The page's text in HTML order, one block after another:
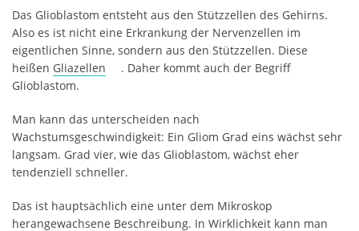
Das Glioblastom entsteht aus den Stützzellen des Gehirns.
Also es ist nicht eine Erkrankung der Nervenzellen im
eigentlichen Sinne, sondern aus den Stützzellen. Diese
heißen Gliazellen
. Daher kommt auch der Begriff
Glioblastom.
Man kann das unterscheiden nach
Wachstumsgeschwindigkeit: Ein Gliom Grad eins wächst sehr
langsam. Grad vier, wie das Glioblastom, wächst eher
tendenziell schneller.
Das ist hauptsächlich eine unter dem Mikroskop
herangewachsene Beschreibung. In Wirklichkeit kann man